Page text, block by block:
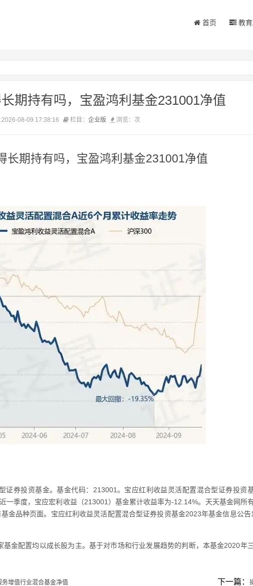
首页 教
期持有吗，宝盈鸿利基金231001净值
08-09 17:38:16 栏目： 企业版 浏览： 次
长期持有吗，宝盈鸿利基金231001净值
证券投资基金。基金代码：213001。宝应红利收益灵活配置混合型证券投资
一季度，宝应宏利收益（213001）基金累计收益率为-12.14%。天天基金网所
金品种页面。宝应红利收益灵活配置混合型证券投资基金2023年基金信息公告
金配置均以成长股为主。基于对市场和行业发展趋势的判断，本基金2020年
增值行业混合基金净值 下一篇：